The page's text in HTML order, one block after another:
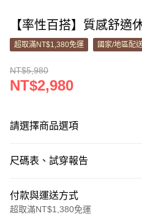
【率性百搭】質感舒適
超取滿NT$1,380免運 國家/地區配
NT$5,980
NT$2,980
請選擇商品選項
尺碼表、試穿報告
付款與運送方式
超取滿NT$1,380免運